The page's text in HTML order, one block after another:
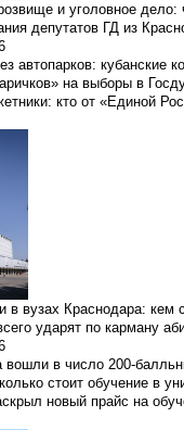
и уголовное
депутатов ГД из
автопарков: кубанские
на выборы в
кто от «Единой
вузах Краснодара: кем
ударят по карману
вошли в число 200-
стоит обучение в
новый прайс на